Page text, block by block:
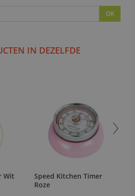
OK
IN DEZELFDE
Wit
Speed Kitchen Timer
Roze